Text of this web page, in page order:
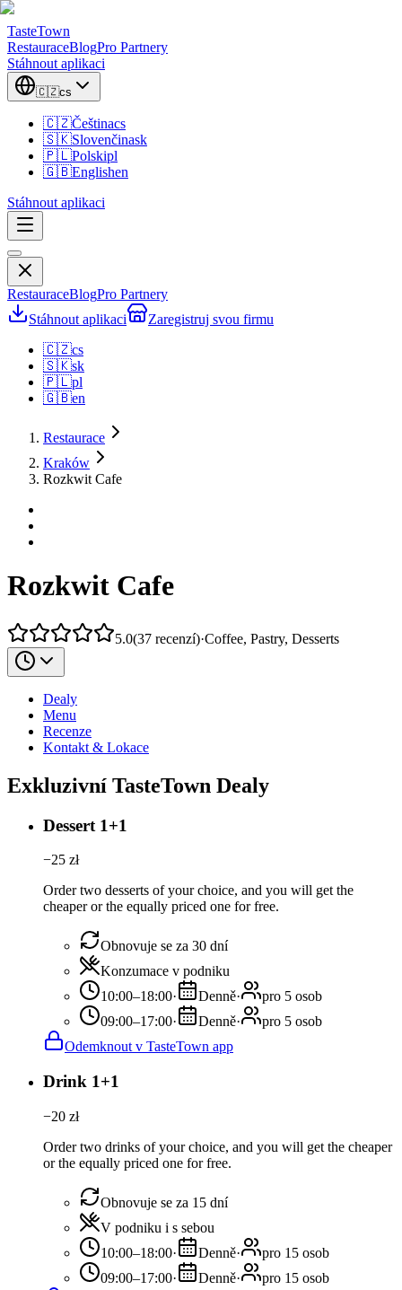
TasteTown
RestauraceBlogPro Partnery
Stáhnout aplikaci
🇨🇿cs
🇨🇿Češtinacs
🇸🇰Slovenčinask
🇵🇱Polskipl
🇬🇧Englishen
Stáhnout aplikaci
RestauraceBlogPro Partnery
Stáhnout aplikaci
Zaregistruj svou firmu
🇨🇿cs
🇸🇰sk
🇵🇱pl
🇬🇧en
Restaurace
Kraków
Rozkwit Cafe
Rozkwit Cafe
5.0(37 recenzí)·Coffee, Pastry, Desserts
Dealy
Menu
Recenze
Kontakt & Lokace
Exkluzivní TasteTown Dealy
Dessert 1+1
−25 zł
Order two desserts of your choice, and you will get the
cheaper or the equally priced one for free.
Obnovuje se za 30 dní
Konzumace v podniku
10:00–18:00· Denně·
pro 5 osob
09:00–17:00· Denně·
pro 5 osob
Odemknout v TasteTown app
Drink 1+1
−20 zł
Order two drinks of your choice, and you will get the cheaper
or the equally priced one for free.
Obnovuje se za 15 dní
V podniku i s sebou
10:00–18:00· Denně·
pro 15 osob
09:00–17:00· Denně·
pro 15 osob